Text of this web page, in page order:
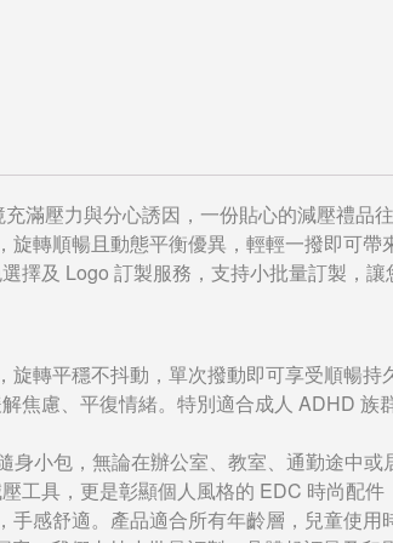
充滿壓力與分心誘因，一份貼心的減壓禮
轉順暢且動態平衡優異，輕輕一撥即可
擇及 Logo 訂製服務，支持小批量訂製，
轉平穩不抖動，單次撥動即可享受順暢
焦慮、平復情緒。特別適合成人 ADHD
身小包，無論在辦公室、教室、通勤途中
工具，更是彰顯個人風格的 EDC 時尚配
感舒適。產品適合所有年齡層，兒童使用